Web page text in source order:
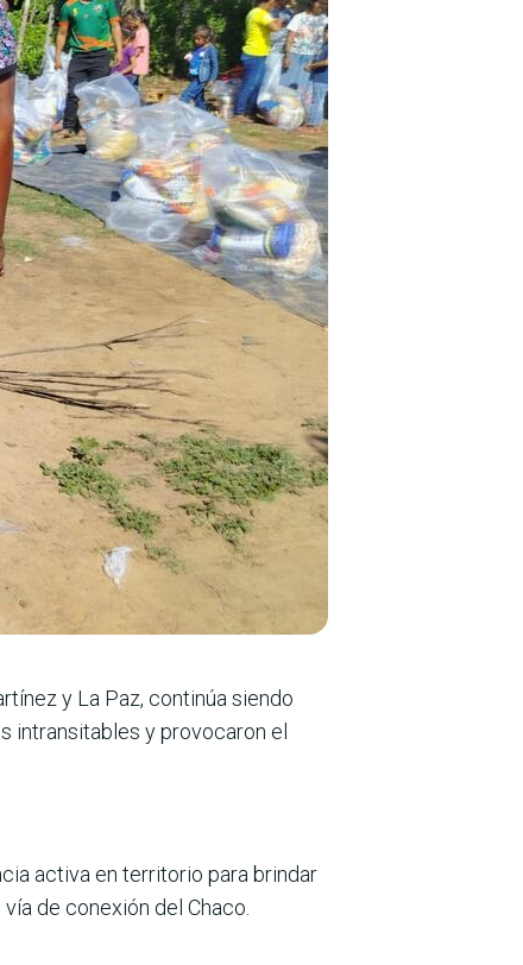
y La Paz, continúa siendo
intransitables y provocaron el
activa en territorio para brindar
de conexión del Chaco.